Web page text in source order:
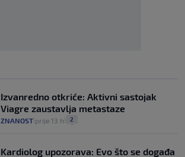
Izvanredno otkriće: Aktivni sastojak
Viagre zaustavlja metastaze
ZNANOST prije 13 h 2
Kardiolog upozorava: Evo što se događa